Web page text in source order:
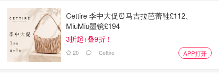
Cettire 季中大促⏰马吉拉芭蕾鞋£112、
MiuMiu墨镜£194
3折起+叠9折！
20 Cettire APP打开